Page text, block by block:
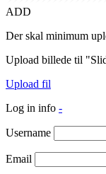
ADD
Der skal minimum
Upload billede til
Upload fil
Log in info -
Username
Email